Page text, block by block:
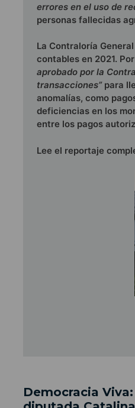
errores en el uso de
personas fallecidas
La Contraloría
contables en 2021.
aprobado por la
transacciones” para
anomalías, como
deficiencias en los
entre los pagos
Lee el reportaje
Democracia